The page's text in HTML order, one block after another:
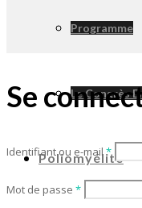
Programme
Le Congrès
Poliomyélite
Se
Identifiant ou e-mail*
Mot de passe *